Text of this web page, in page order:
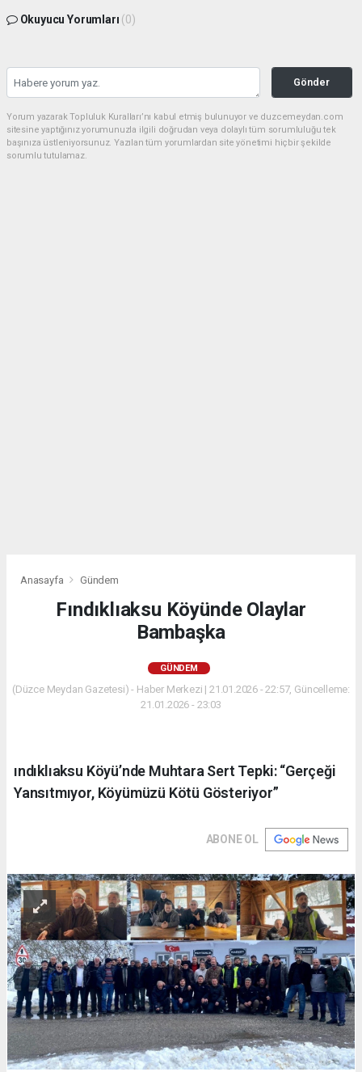
Okuyucu Yorumları (0)
Gönder
Yorum yazarak Topluluk Kuralları’nı kabul etmiş bulunuyor ve duzcemeydan.com
sitesine yaptığınız yorumunuzla ilgili doğrudan veya dolaylı tüm sorumluluğu tek
başınıza üstleniyorsunuz. Yazılan tüm yorumlardan site yönetimi hiçbir şekilde
sorumlu tutulamaz.
Anasayfa Gündem
Fındıklıaksu Köyünde Olaylar
Bambaşka
GÜNDEM
(Düzce Meydan Gazetesi) - Haber Merkezi | 21.01.2026 - 22:57, Güncelleme:
21.01.2026 - 23:03
ındıklıaksu Köyü’nde Muhtara Sert Tepki: “Gerçeği
Yansıtmıyor, Köyümüzü Kötü Gösteriyor”
ABONE OL